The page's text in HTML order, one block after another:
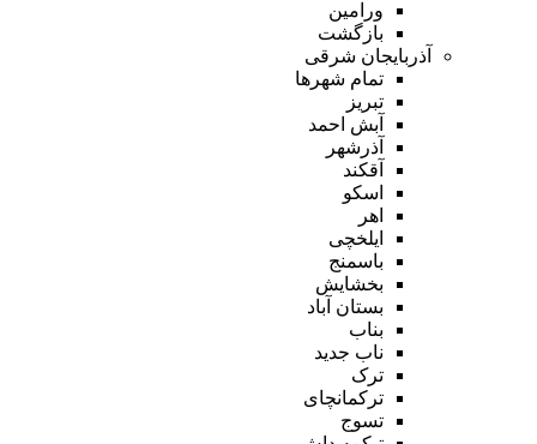
ورامین
بازگشت
آذربایجان شرقی
تمام شهر‌ها
تبریز
آبش احمد
آذرشهر
آقکند
اسکو
اهر
ایلخچی
باسمنج
بخشایش
بستان آباد
بناب
ناب جدید
ترک
ترکمانچای
تسوج